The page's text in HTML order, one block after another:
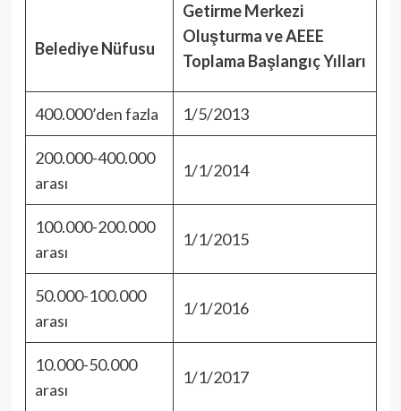
Belediye Nüfusu
Getirme Merkezi
Oluşturma ve AEEE
Toplama Başlangıç Yılları
400.000’den fazla 1/5/2013
200.000-400.000
arası
1/1/2014
100.000-200.000
arası
1/1/2015
50.000-100.000
arası
1/1/2016
10.000-50.000
arası
1/1/2017